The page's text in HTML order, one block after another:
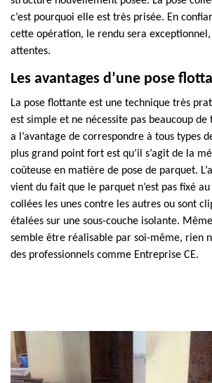
c’est pourquoi elle est très prisée. En
cette opération, le rendu sera
attentes.
Les avantages d’une pose
La pose flottante est une technique très
est simple et ne nécessite pas beaucoup de
a l’avantage de correspondre à tous types
plus grand point fort est qu’il s’agit de la
coûteuse en matière de pose de parquet.
vient du fait que le parquet n’est pas fixé
collées les unes contre les autres ou sont
étalées sur une sous-couche isolante.
semble être réalisable par soi-même, rien
des professionnels comme Entreprise CE.